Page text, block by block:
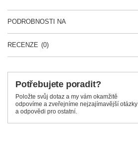
PODROBNOSTI NA
RECENZE (0)
Potřebujete poradit?
Položte svůj dotaz a my vám okamžitě
odpovíme a zveřejníme nejzajímavější otázky
a odpovědi pro ostatní.